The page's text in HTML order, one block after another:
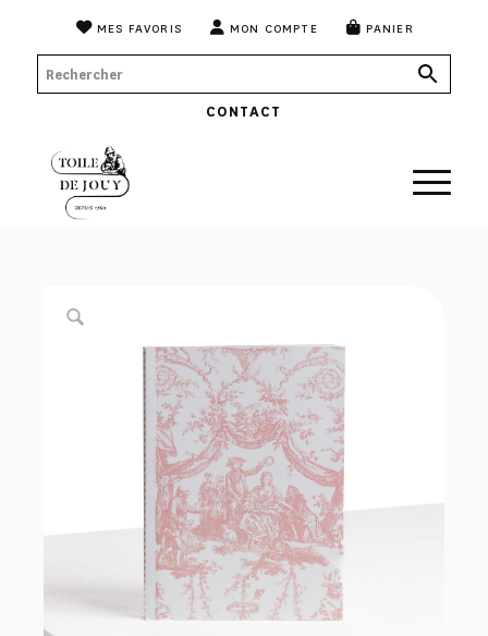
MES FAVORIS MON COMPTE PANIER
CONTACT